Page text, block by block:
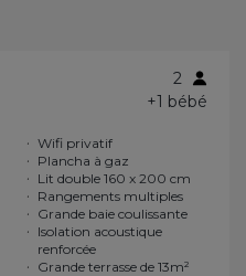
2
+1 bébé
Wifi privatif
Plancha à gaz
Lit double 160 x 200 cm
Rangements multiples
Grande baie coulissante
Isolation acoustique
renforcée
Grande terrasse de 13m²